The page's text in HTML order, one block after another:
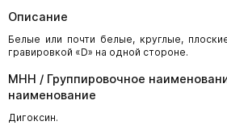
Описание
Белые или почти белые, круглые,
гравировкой «D» на одной стороне.
МНН / Группировочное
наименование
Дигоксин.